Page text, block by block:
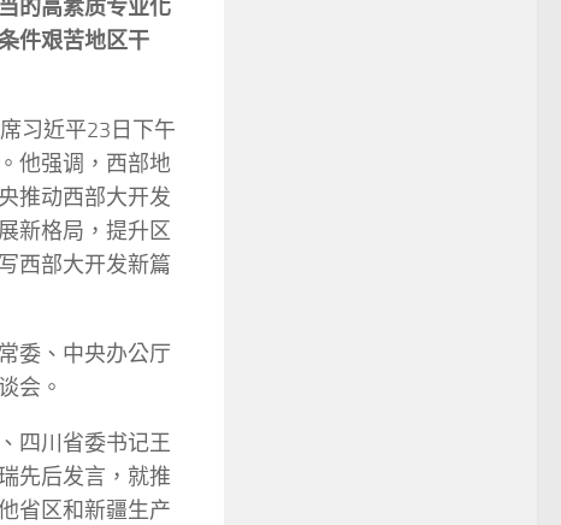
的高素质专业化
件艰苦地区干
习近平23日下午
他强调，西部地
推动西部大开发
新格局，提升区
西部大开发新篇
委、中央办公厅
会。
四川省委书记王
先后发言，就推
省区和新疆生产